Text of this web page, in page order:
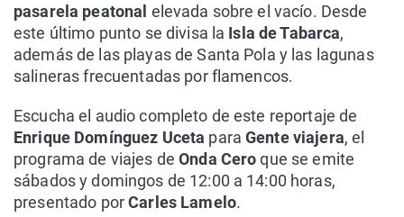
pasarela peatonal elevada sobre el vacío. Desde
este último punto se divisa la Isla de Tabarca,
además de las playas de Santa Pola y las lagunas
salineras frecuentadas por flamencos.
Escucha el audio completo de este reportaje de
Enrique Domínguez Uceta paraGente viajera, el
programa de viajes deOnda Ceroque se emite
sábados y domingos de 12:00 a 14:00 horas,
presentado porCarles Lamelo.